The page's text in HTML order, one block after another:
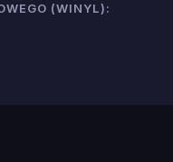
(WINYL):